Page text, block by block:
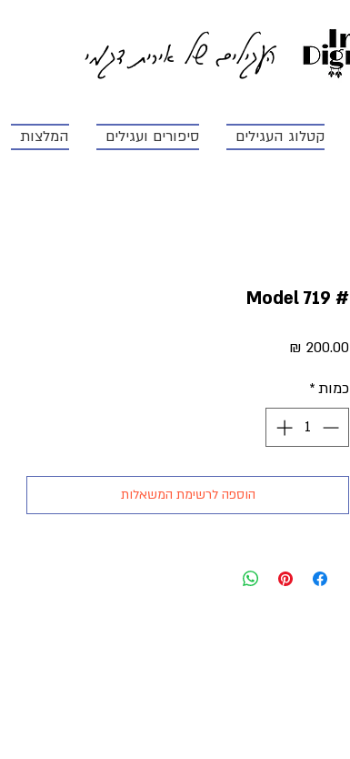
העגילים של אירית דגמי
קטלוג העגילים סיפורים ועגילים המלצות
# Model 719
כמות*
הוספה לרשימת המשאלות